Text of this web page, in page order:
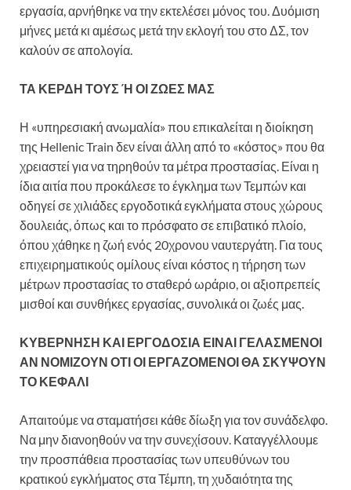
εργασία, αρνήθηκε να την εκτελέσει μόνος του. Δυόμιση
μήνες μετά κι αμέσως μετά την εκλογή του στο ΔΣ, τον
καλούν σε απολογία.
ΤΑ ΚΕΡΔΗ ΤΟΥΣ Ή ΟΙ ΖΩΕΣ ΜΑΣ
Η «υπηρεσιακή ανωμαλία» που επικαλείται η διοίκηση
της Hellenic Train δεν είναι άλλη από το «κόστος» που θα
χρειαστεί για να τηρηθούν τα μέτρα προστασίας. Είναι η
ίδια αιτία που προκάλεσε το έγκλημα των Τεμπών και
οδηγεί σε χιλιάδες εργοδοτικά εγκλήματα στους χώρους
δουλειάς, όπως και το πρόσφατο σε επιβατικό πλοίο,
όπου χάθηκε η ζωή ενός 20χρονου ναυτεργάτη. Για τους
επιχειρηματικούς ομίλους είναι κόστος η τήρηση των
μέτρων προστασίας το σταθερό ωράριο, οι αξιοπρεπείς
μισθοί και συνθήκες εργασίας, συνολικά οι ζωές μας.
ΚΥΒΕΡΝΗΣΗ ΚΑΙ ΕΡΓΟΔΟΣΙΑ ΕΙΝΑΙ ΓΕΛΑΣΜΕΝΟΙ
ΑΝ ΝΟΜΙΖΟΥΝ ΟΤΙ ΟΙ ΕΡΓΑΖΟΜΕΝΟΙ ΘΑ ΣΚΥΨΟΥΝ
ΤΟ ΚΕΦΑΛΙ
Απαιτούμε να σταματήσει κάθε δίωξη για τον συνάδελφο.
Να μην διανοηθούν να την συνεχίσουν. Καταγγέλλουμε
την προσπάθεια προστασίας των υπευθύνων του
κρατικού εγκλήματος στα Τέμπη, τη χυδαιότητα της